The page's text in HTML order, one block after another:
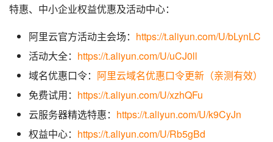
特惠、中小企业权益优惠及活动中心：
阿里云官方活动主会场： https://t.aliyun.com/U/bLynLC
活动大全： https://t.aliyun.com/U/uCJ0ll
域名优惠口令： 阿里云域名优惠口令更新（亲测有效）
免费试用： https://t.aliyun.com/U/xzhQFu
云服务器精选特惠： https://t.aliyun.com/U/k9CyJn
权益中心： https://t.aliyun.com/U/Rb5gBd